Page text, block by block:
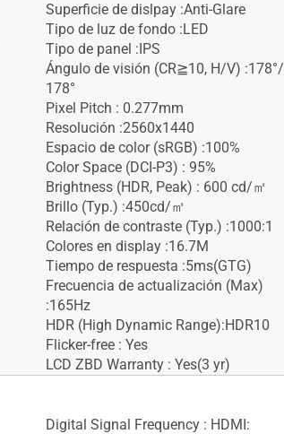
Superficie de dislpay :Anti-Glare
Tipo de luz de fondo :LED
Tipo de panel :IPS
Ángulo de visión (CR≧10, H/V) :178°/
178°
Pixel Pitch : 0.277mm
Resolución :2560x1440
Espacio de color (sRGB) :100%
Color Space (DCI-P3) : 95%
Brightness (HDR, Peak) : 600 cd/㎡
Brillo (Typ.) :450cd/㎡
Relación de contraste (Typ.) :1000:1
Colores en display :16.7M
Tiempo de respuesta :5ms(GTG)
Frecuencia de actualización (Max)
:165Hz
HDR (High Dynamic Range):HDR10
Flicker-free : Yes
LCD ZBD Warranty : Yes(3 yr)
Digital Signal Frequency : HDMI: